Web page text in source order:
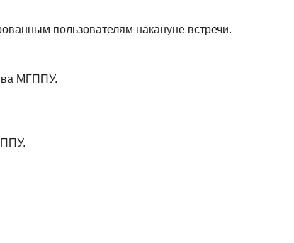
пользователям накануне встречи.
МГППУ.